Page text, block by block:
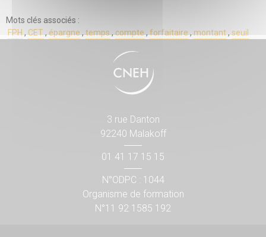
Mots clés associés :
FPH , CET, épargne , temps , compte , forfaitaire , montant, seuil
3 rue Danton
92240 Malakoff
01 41 17 15 15
N°ODPC : 1044
Organisme de formation
N°11 92 1585 192